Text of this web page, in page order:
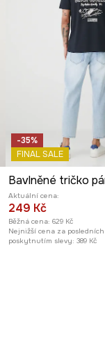
-35%
FINAL SALE
Aktuální cena:
249 Kč
Běžná cena: 629 Kč
Nejnižší cena za
poskytnutím slevy: 389 Kč